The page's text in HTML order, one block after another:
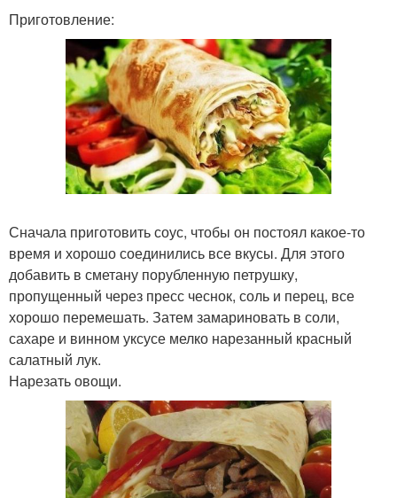
Приготовление:
Сначала приготовить соус, чтобы он постоял какое-то
время и хорошо соединились все вкусы. Для этого
добавить в сметану порубленную петрушку,
пропущенный через пресс чеснок, соль и перец, все
хорошо перемешать. Затем замариновать в соли,
сахаре и винном уксусе мелко нарезанный красный
салатный лук.
Нарезать овощи.